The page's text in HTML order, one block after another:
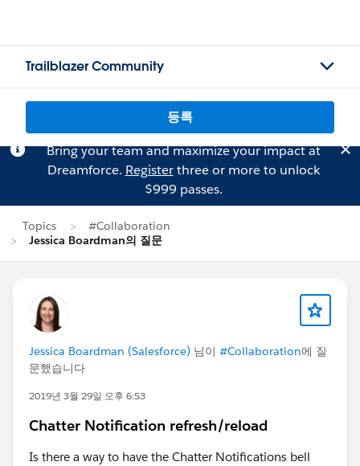
Trailblazer Community
등록
Bring your team and maximize your impact at
Dreamforce. Registerthree or more to unlock
$999 passes.
Topics
#Collaboration
Jessica Boardman의 질문
Jessica Boardman (Salesforce) 님이 #Collaboration에 질
문했습니다
2019년 3월 29일 오후 6:53
Chatter Notification refresh/reload
Is there a way to have the Chatter Notifications bell